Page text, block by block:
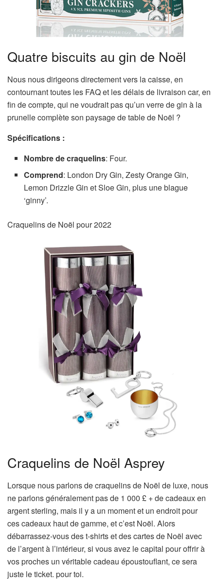
Quatre biscuits au gin de Noël
Nous nous dirigeons directement vers la caisse, en
contournant toutes les FAQ et les délais de livraison car, en
fin de compte, qui ne voudrait pas qu’un verre de gin à la
prunelle complète son paysage de table de Noël ?
Spécifications :
Nombre de craquelins: Four.
Comprend: London Dry Gin, Zesty Orange Gin,
Lemon Drizzle Gin et Sloe Gin, plus une blague
‘ginny’.
Craquelins de Noël pour 2022
Craquelins de Noël Asprey
Lorsque nous parlons de craquelins de Noël de luxe, nous
ne parlons généralement pas de 1 000 £ + de cadeaux en
argent sterling, mais il y a un moment et un endroit pour
ces cadeaux haut de gamme, et c’est Noël. Alors
débarrassez-vous des t-shirts et des cartes de Noël avec
de l’argent à l’intérieur, si vous avez le capital pour offrir à
vos proches un véritable cadeau époustouflant, ce sera
juste le ticket. pour toi.